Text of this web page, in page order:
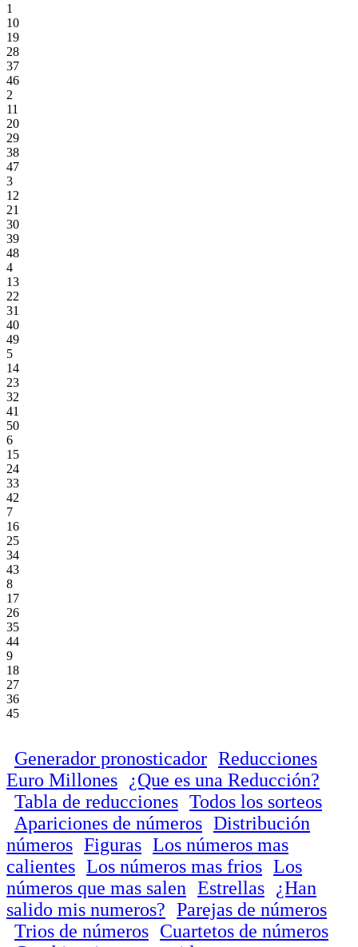
1
10
19
28
37
46
2
11
20
29
38
47
3
12
21
30
39
48
4
13
22
31
40
49
5
14
23
32
41
50
6
15
24
33
42
7
16
25
34
43
8
17
26
35
44
9
18
27
36
45
Generador pronosticador Reducciones
Euro Millones
¿Que es una Reducción?
Tabla de reducciones Todos los sorteos
Apariciones de números Distribución
números Figuras Los números mas
calientes Los números mas frios Los
números que mas salen Estrellas
¿Han
salido mis numeros? Parejas de números
Trios de números Cuartetos de números